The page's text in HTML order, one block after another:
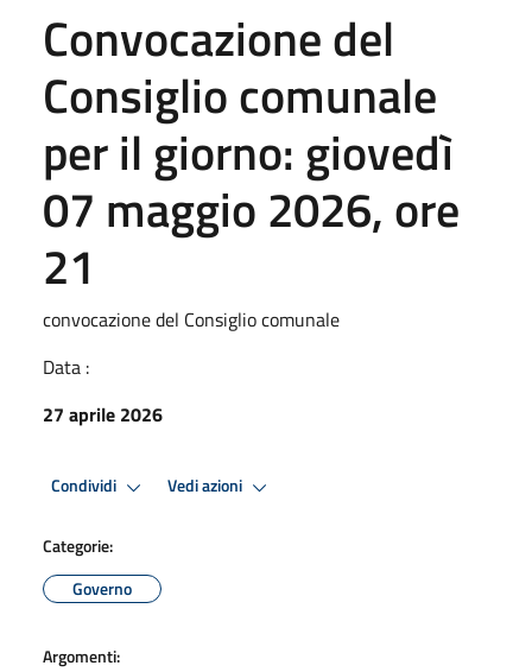
Convocazione del
Consiglio comunale
per il giorno: giovedì
07 maggio 2026, ore
21
convocazione del Consiglio comunale
Data :
27 aprile 2026
Condividi Vedi azioni
Categorie:
Governo
Argomenti: